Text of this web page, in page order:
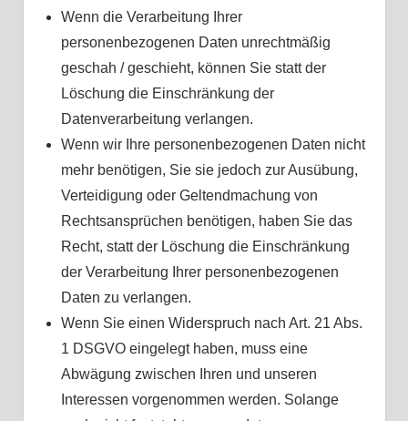
Wenn die Verarbeitung Ihrer
personenbezogenen Daten unrechtmäßig
geschah / geschieht, können Sie statt der
Löschung die Einschränkung der
Datenverarbeitung verlangen.
Wenn wir Ihre personenbezogenen Daten nicht
mehr benötigen, Sie sie jedoch zur Ausübung,
Verteidigung oder Geltendmachung von
Rechtsansprüchen benötigen, haben Sie das
Recht, statt der Löschung die Einschränkung
der Verarbeitung Ihrer personenbezogenen
Daten zu verlangen.
Wenn Sie einen Widerspruch nach Art. 21 Abs.
1 DSGVO eingelegt haben, muss eine
Abwägung zwischen Ihren und unseren
Interessen vorgenommen werden. Solange